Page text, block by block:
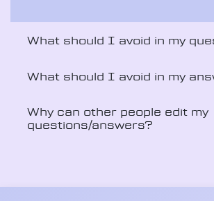
What should I avoid in my
What should I avoid in my
Why can other people edit my
questions/answers?